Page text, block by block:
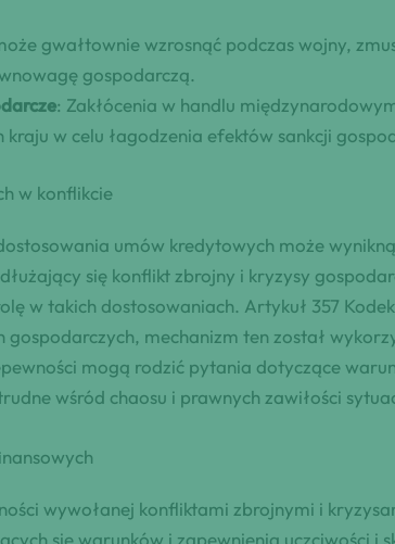
gwałtownie wzrosnąć podczas wojny,
gospodarczą.
: Zakłócenia w handlu
w celu łagodzenia efektów sankcji
w konflikcie
umów kredytowych może
się konflikt zbrojny i kryzysy
w takich dostosowaniach. Artykuł 357
mechanizm ten został
mogą rodzić pytania dotyczące
wśród chaosu i prawnych zawiłości
wywołanej konfliktami zbrojnymi i